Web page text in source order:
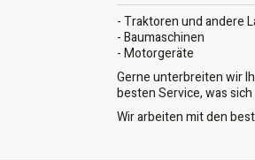
- Traktoren und andere
- Baumaschinen
- Motorgeräte
Gerne unterbreiten wir
besten Service, was
Wir arbeiten mit den